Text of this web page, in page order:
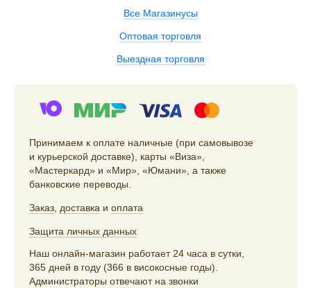
Все Магазинусы
Оптовая торговля
Выездная торговля
Принимаем к оплате наличные (при самовывозе
и курьерской доставке), карты «Виза»,
«Мастеркард» и «Мир», «Юмани», а также
банковские переводы.
Заказ доставка и оплата
Защита личных данных
Наш онлайн-магазин работает 24 часа в сутки,
365 дней в году (366 в високосные годы).
Администраторы отвечают на звонки